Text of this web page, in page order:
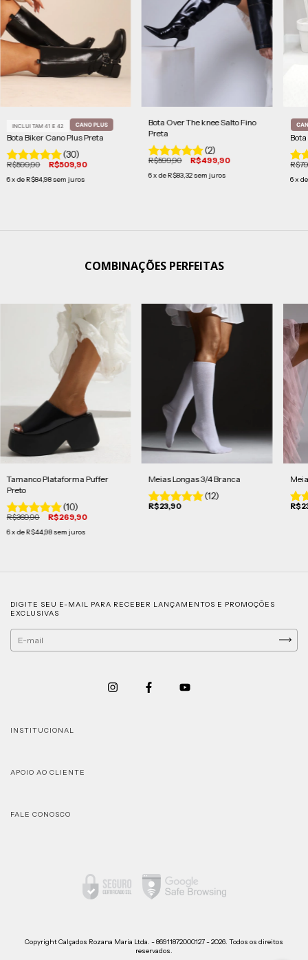
INCLUI TAM 41 E 42 CANO PLUS
Bota Biker Cano Plus Preta
(30)
R$599,90 R$509,90
6x deR$84,98sem juros
Bota Over The knee Salto Fino
Preta
(2)
R$599,90 R$499,90
6x deR$83,32sem juros 6x
COMBINAÇÕES PERFEITAS
Tamanco Plataforma Puffer
Preto
(10)
R$369,90 R$269,90
6x deR$44,98sem juros
Meias Longas 3/4 Branca
(12)
R$23,90
DIGITE SEU E-MAIL PARA RECEBER LANÇAMENTOS E PROMOÇÕES
EXCLUSIVAS
INSTITUCIONAL
APOIO AO CLIENTE
FALE CONOSCO
Copyright Calçados Rozana Maria Ltda. - 86911872000127 - 2026. Todos os direitos
reservados.